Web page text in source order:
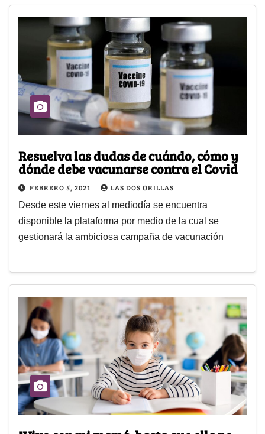
Resuelva las dudas de cuándo, cómo y
dónde debe vacunarse contra el Covid
FEBRERO 5, 2021 LAS DOS ORILLAS
Desde este viernes al mediodía se encuentra
disponible la plataforma por medio de la cual se
gestionará la ambiciosa campaña de vacunación